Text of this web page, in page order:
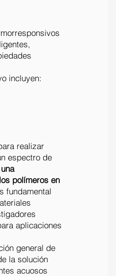
incluyen:
realizar
espectro de
polímeros en
fundamental
aplicaciones
general de
la solución
acuosos